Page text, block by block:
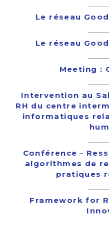
Le réseau
Le réseau
Meeting :
Intervention au
RH du centre
informatiques
Conférence -
algorithmes de
pratiques
Framework for